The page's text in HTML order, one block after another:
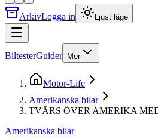
ArkivLogga in Ljust läge
BiltesterGuider Mer
Motor-Life
Amerikanska bilar
TVÄRS ÖVER AMERIKA
Amerikanska bilar